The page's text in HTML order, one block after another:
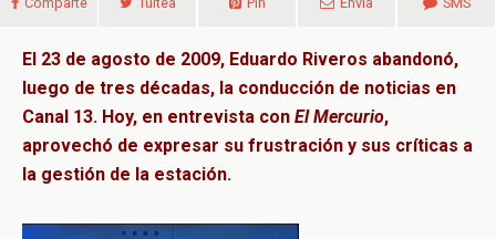
El 23 de agosto de 2009, Eduardo Riveros abandonó,
luego de tres décadas, la conducción de noticias en
Canal 13. Hoy, en entrevista con El Mercurio,
aprovechó de expresar su frustración y sus críticas a
la gestión de la estación.